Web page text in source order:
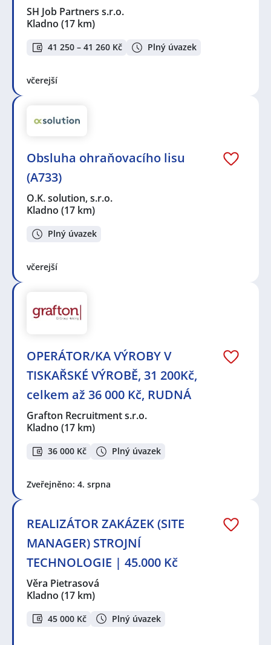
SH Job Partners s.r.o.
Kladno (17 km)
41 250 – 41 260 Kč Plný úvazek
včerejší
Obsluha ohraňovacího lisu
(A733)
O.K. solution, s.r.o.
Kladno (17 km)
Plný úvazek
včerejší
OPERÁTOR/KA VÝROBY V
TISKAŘSKÉ VÝROBĚ, 31 200Kč,
celkem až 36 000 Kč, RUDNÁ
Grafton Recruitment s.r.o.
Kladno (17 km)
36 000 Kč Plný úvazek
Zveřejněno: 4. srpna
REALIZÁTOR ZAKÁZEK (SITE
MANAGER) STROJNÍ
TECHNOLOGIE | 45.000 Kč
Věra Pietrasová
Kladno (17 km)
45 000 Kč Plný úvazek